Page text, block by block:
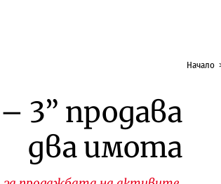
Начало
3” продава
два имота